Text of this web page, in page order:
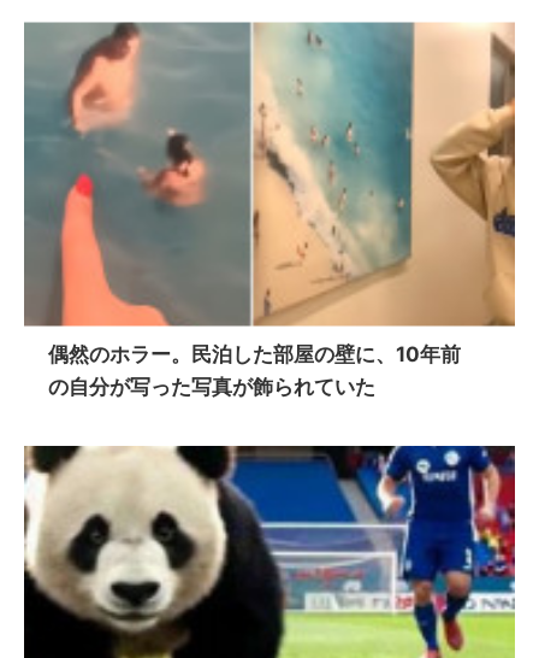
偶然のホラー。民泊した部屋の壁に、10年前
の自分が写った写真が飾られていた